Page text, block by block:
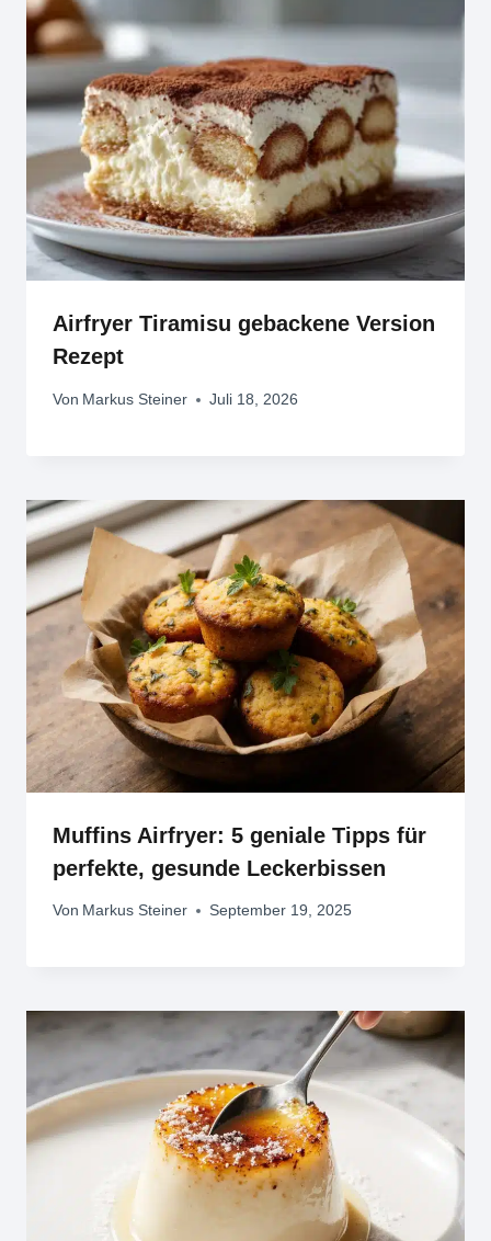
Airfryer Tiramisu gebackene Version
Rezept
Von Markus Steiner Juli 18, 2026
Muffins Airfryer: 5 geniale Tipps für
perfekte, gesunde Leckerbissen
Von Markus Steiner September 19, 2025